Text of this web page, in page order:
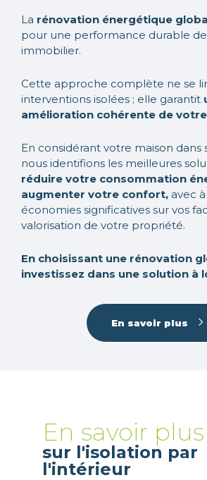
La rénovation énergétique
pour une performance durable
immobilier.
Cette approche complète ne se
interventions isolées ; elle garantit
amélioration cohérente de
En considérant votre maison dans
nous identifions les meilleures
réduire votre consommation
augmenter votre confort, avec
économies significatives sur vos
valorisation de votre propriété.
En choisissant une rénovation
investissez dans une solution à
En savoir plus
En savoir plus
sur l'isolation par
l'intérieur